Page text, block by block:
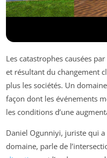
Les catastrophes causées par
et résultant du changement
plus les sociétés. Un
façon dont les événements
les conditions d’une
Daniel Ogunniyi, juriste qui a
domaine, parle de